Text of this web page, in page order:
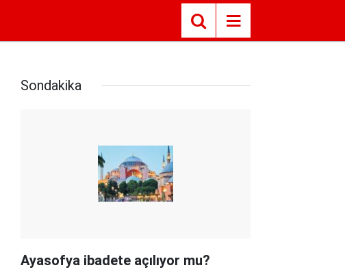
Sondakika
Ayasofya ibadete açılıyor mu?